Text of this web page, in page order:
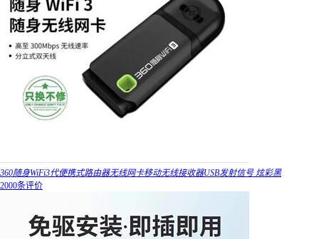
360随身WiFi3代便携式路由器无线网卡移动无线接收器USB发射信号 炫彩黑
2000条评价